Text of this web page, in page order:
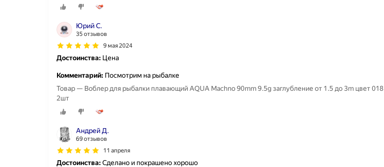
Юрий С.
35 отзывов
9 мая 2024
Достоинства: Цена
Комментарий: Посмотрим на рыбалке
Товар — Воблер для рыбалки плавающий AQUA Machno 90mm 9.5g заглубление от 1.5 до 3m цвет 018
2шт
Андрей Д.
69 отзывов
11 апреля
Достоинства:Сделано и покрашено хорошо